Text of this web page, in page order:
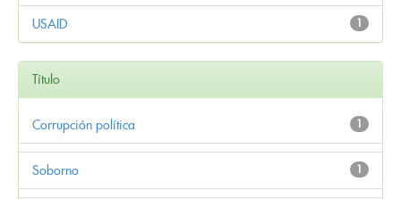
1
USAID
Título
1
Corrupción política
1
Soborno